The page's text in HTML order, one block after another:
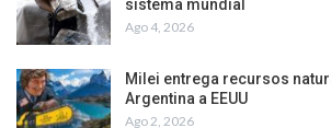
sistema mundial
Ago 4, 2026
Milei entrega recursos
Argentina a EEUU
Ago 2, 2026